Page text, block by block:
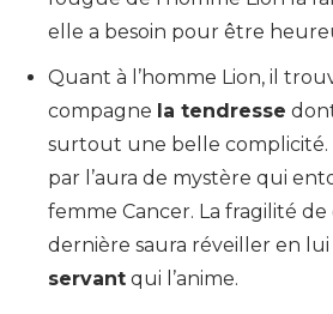
elle a besoin pour être
Quant à l’homme Lion, il
compagne la tendresse
surtout une belle complicité.
par l’aura de mystère qui
femme Cancer. La fragilité
dernière saura réveiller en lui
servant qui l’anime.